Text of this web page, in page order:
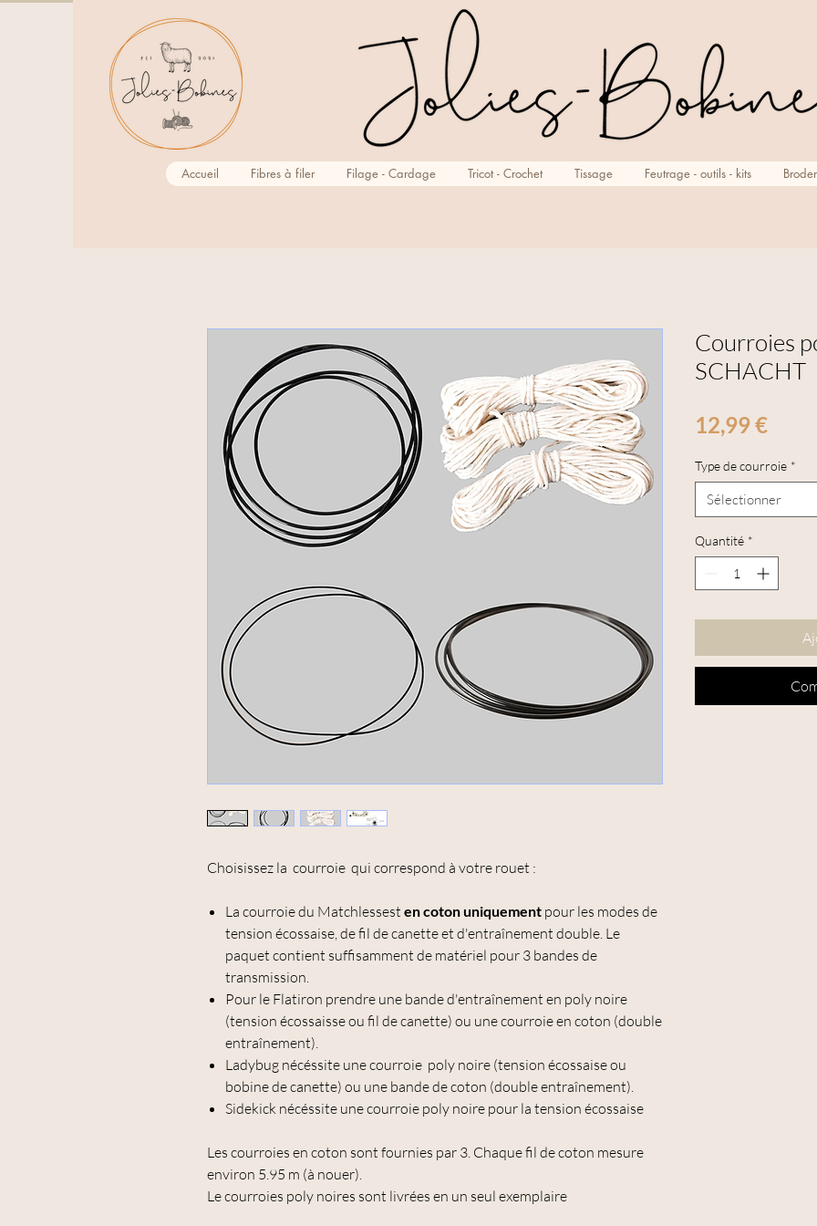
Accueil Fibres à filer Filage - Cardage Tricot - Crochet Tissage Feutrage - outils - kits
Choisissez la courroie qui correspond à votre rouet :
La courroie du Matchlessest en coton uniquement pour les modes de
tension écossaise, de fil de canette et d'entraînement double. Le
paquet contient suffisamment de matériel pour 3 bandes de
transmission.
Pour le Flatiron prendre une bande d'entraînement en poly noire
(tension écossaisse ou fil de canette) ou une courroie en coton (double
entraînement).
Ladybug nécéssite une courroie poly noire (tension écossaise ou
bobine de canette) ou une bande de coton (double entraînement).
Sidekick nécéssite une courroie poly noire pour la tension écossaise
Les courroies en coton sont fournies par 3. Chaque fil de coton mesure
environ 5.95 m (à nouer).
Le courroies poly noires sont livrées en un seul exemplaire
Courroies
SCHACHT
12,99 €Prix
Type de courroie *
Sélectionner
Quantité *